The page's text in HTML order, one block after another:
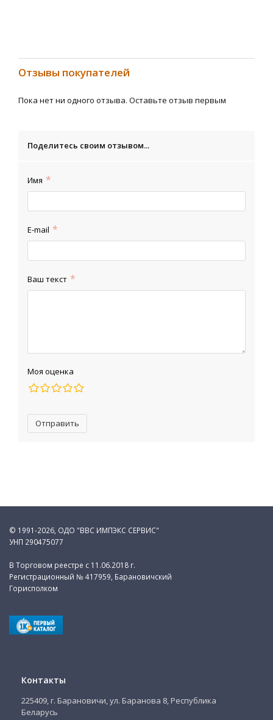
Отзывы покупателей
Пока нет ни одного отзыва. Оставьте отзыв первым
Поделитесь своим отзывом...
Имя
E-mail
Ваш текст
Моя оценка
Отправить
© 1991-2026, ОДО "ВВС ИМПЭКС СЕРВИС"
УНП 290475077
В Торговом реестре с 11.06.2018 г.
Регистрационный № 417959, Барановичский
Горисполком
Контакты
225409, г. Барановичи, ул. Баранова 8, Республика
Беларусь